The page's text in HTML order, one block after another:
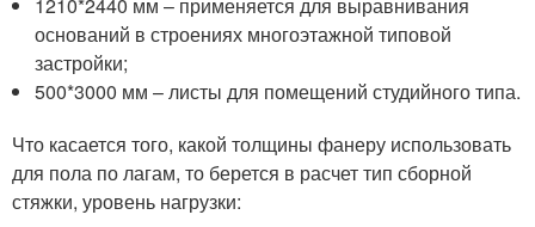
1210*2440 мм – применяется для выравнивания
оснований в строениях многоэтажной типовой
застройки;
500*3000 мм – листы для помещений студийного типа.
Что касается того, какой толщины фанеру использовать
для пола по лагам, то берется в расчет тип сборной
стяжки, уровень нагрузки: